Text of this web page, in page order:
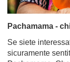
Pachamama -
Se siete
sicuramente